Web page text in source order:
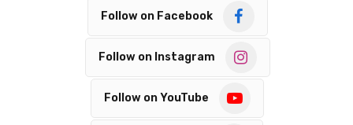
Follow on Facebook
Follow on Instagram
Follow on YouTube